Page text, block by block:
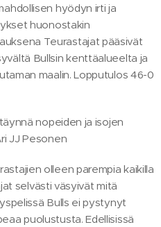
hyödyn irti ja
huonostakin
Teurastajat pääsivät
Bullsin kenttäalueelta ja
maalin. Lopputulos 46-0
nopeiden ja isojen
JJ Pesonen
olleen parempia kaikilla
selvästi väsyivät mitä
Bulls ei pystynyt
puolustusta. Edellisissä